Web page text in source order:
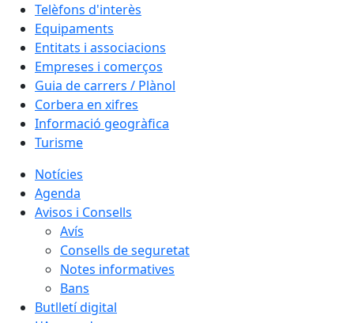
Telèfons d'interès
Equipaments
Entitats i associacions
Empreses i comerços
Guia de carrers / Plànol
Corbera en xifres
Informació geogràfica
Turisme
Notícies
Agenda
Avisos i Consells
Avís
Consells de seguretat
Notes informatives
Bans
Butlletí digital